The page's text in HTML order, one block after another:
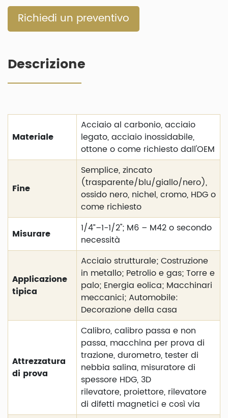
Richiedi un preventivo
Descrizione
Materiale
Acciaio al carbonio, acciaio
legato, acciaio inossidabile,
ottone o come richiesto dall'OEM
Fine
Semplice, zincato
(trasparente/blu/giallo/nero),
ossido nero, nichel, cromo, HDG o
come richiesto
Misurare
1/4”–1-1/2''; M6 – M42 o secondo
necessità
Applicazione
tipica
Acciaio strutturale; Costruzione
in metallo; Petrolio e gas; Torre e
palo; Energia eolica; Macchinari
meccanici; Automobile:
Decorazione della casa
Attrezzatura
di prova
Calibro, calibro passa e non
passa, macchina per prova di
trazione, durometro, tester di
nebbia salina, misuratore di
spessore HDG, 3D
rilevatore, proiettore, rilevatore
di difetti magnetici e così via